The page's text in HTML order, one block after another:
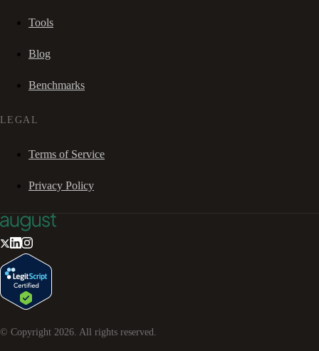
Tools
Blog
Benchmarks
LEGAL
Terms of Service
Privacy Policy
© Copyright 2026 . All rights reserved.